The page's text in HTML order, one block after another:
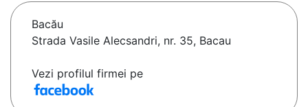
Bacău
Strada Vasile Alecsandri, nr. 35, Bacau
Vezi profilul firmei pe